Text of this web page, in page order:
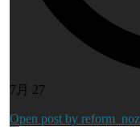
7月 27
Open post by